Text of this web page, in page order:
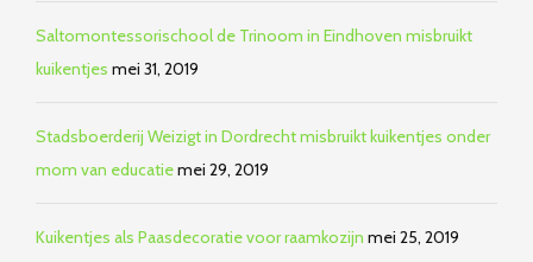
Saltomontessorischool de Trinoom in Eindhoven misbruikt
kuikentjes mei 31, 2019
Stadsboerderij Weizigt in Dordrecht misbruikt kuikentjes onder
mom van educatiemei 29, 2019
Kuikentjes als Paasdecoratie voor raamkozijn mei 25, 2019